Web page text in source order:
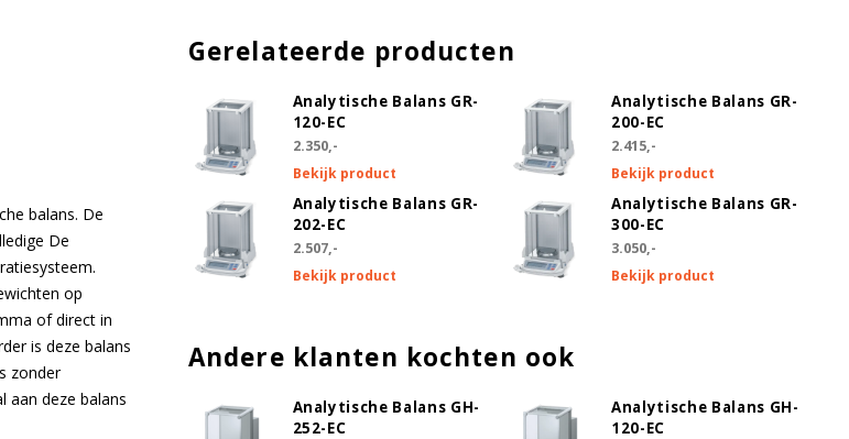
balans. De
De
op
of direct in
is deze balans
zonder
aan deze balans
Gerelateerde producten
Analytische Balans GR-
120-EC
2.350,-
Bekijk product
Analytische Balans GR-
200-EC
2.415,-
Bekijk product
Analytische Balans GR-
202-EC
2.507,-
Bekijk product
Analytische Balans GR-
300-EC
3.050,-
Bekijk product
Andere klanten kochten ook
Analytische Balans GH-
252-EC
Analytische Balans GH-
120-EC